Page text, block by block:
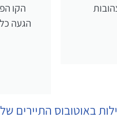
באוטובוס התיירים